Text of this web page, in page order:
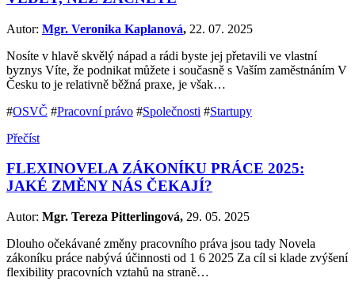
Autor: Mgr. Veronika Kaplanová, 22. 07. 2025
Nosíte v hlavě skvělý nápad a rádi byste jej přetavili ve vlastní
byznys Víte, že podnikat můžete i současně s Vaším zaměstnáním V
Česku to je relativně běžná praxe, je však…
#OSVČ #Pracovní právo #Společnosti #Startupy
Přečíst
FLEXINOVELA ZÁKONÍKU PRÁCE 2025:
JAKÉ ZMĚNY NÁS ČEKAJÍ?
Autor: Mgr. Tereza Pitterlingová, 29. 05. 2025
Dlouho očekávané změny pracovního práva jsou tady Novela
zákoníku práce nabývá účinnosti od 1 6 2025 Za cíl si klade zvýšení
flexibility pracovních vztahů na straně…